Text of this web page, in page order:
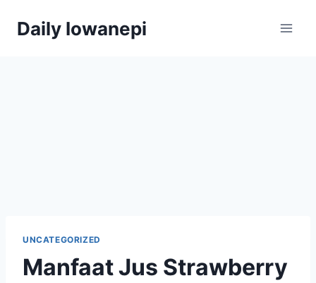
Daily Iowanepi
UNCATEGORIZED
Manfaat Jus Strawberry